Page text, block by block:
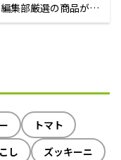
集部厳選の商品が買
トマト
し ズッキーニ